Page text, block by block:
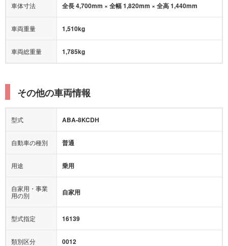
車体寸法 全長 4,700mm × 全幅 1,820mm × 全高 1,440mm
車両重量 1,510kg
車両総重量 1,785kg
その他の車両情報
型式 ABA-8KCDH
自動車の種別 普通
用途 乗用
自家用・事業
用の別
自家用
型式指定 16139
類別区分 0012